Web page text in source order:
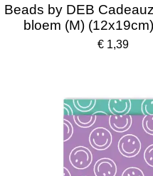
Beads by DEB
bloem (M)
€ 1,39